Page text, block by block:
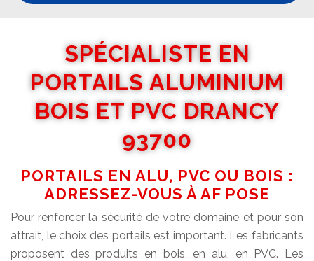
SPÉCIALISTE EN
PORTAILS ALUMINIUM
BOIS ET PVC DRANCY
93700
PORTAILS EN ALU, PVC OU BOIS :
ADRESSEZ-VOUS À AF POSE
Pour renforcer la sécurité de votre domaine et pour son
attrait, le choix des portails est important. Les fabricants
proposent des produits en bois, en alu, en PVC. Les